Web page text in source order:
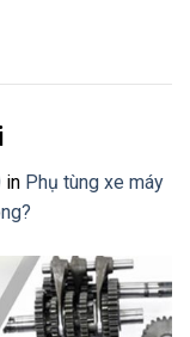
in Phụ tùng xe máy